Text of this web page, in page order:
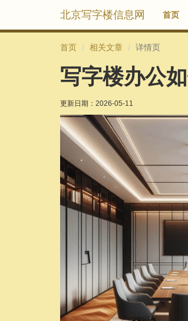
北京写字楼信息网 首页
首页 相关文章 详情页
写字楼办公
更新日期： 2026-05-11